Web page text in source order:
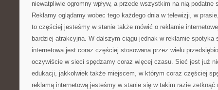
niewątpliwie ogromny wpływ, a przede wszystkim na nią podatne
Reklamy oglądamy wobec tego każdego dnia w telewizji, w
to częściej jesteśmy w stanie także mówić o reklamie
bardziej atrakcyjna. W dalszym ciągu jednak w reklamie spotyka
internetowa jest coraz częściej stosowana przez wielu
oczywiście w sieci spędzamy coraz więcej czasu. Sieć jest już
edukacji, jakkolwiek także miejscem, w którym coraz częściej
reklamą internetową jesteśmy w stanie się w takim razie zetknąć